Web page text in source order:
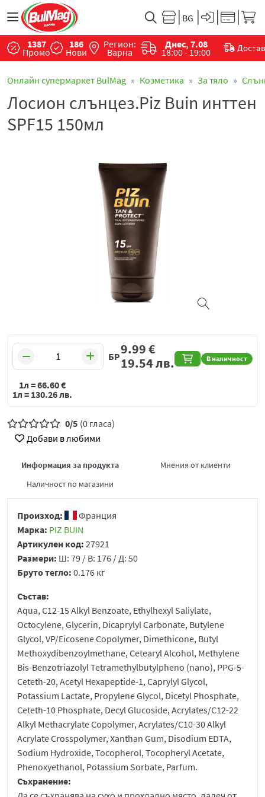
1387
Промо
186
Нови
Регион:
Варна
Днес, 7.08
18:00 - 19:00
Онлайн супермаркет BulMag Козметика За тяло
Лосион слънцез.Piz Buin инттен
SPF15 150мл
БР В наличност
9.99€
19.54лв.
1л =66.60€
1л = 130.26лв.
0/5 (0 гласа)
Добави в любими
Информация за продукта
Мнения от клиенти
Наличност по магазини
Произход:
Франция
Марка: PIZ BUIN
Артикулен код: 27921
Размери: Ш: 79 / В: 176 / Д: 50
Бруто тегло: 0.176 кг
Състав:
Aqua, C12-15 Alkyl Benzoate, Ethylhexyl Saliylate,
Octocylene, Glycerin, Dicaprylyl Carbonate, Butylene
Glycol, VP/Eicosene Copolymer, Dimethicone, Butyl
Methoxydibenzoylmethane, Cetearyl Alcohol, Methylene
Bis-Benzotriazolyl Tetramethylbutylpheno (nano), PPG-5-
Ceteth-20, Acetyl Hexapeptide-1, Caprylyl Glycol,
Potassium Lactate, Propylene Glycol, Dicetyl Phosphate,
Ceteth-10 Phosphate, Decyl Glucoside, Acrylates/C12-22
Alkyl Methacrylate Copolymer, Acrylates/C10-30 Alkyl
Acrylate Crosspolymer, Xanthan Gum, Disodium EDTA,
Sodium Hydroxide, Tocopherol, Tocopheryl Acetate,
Phenoxyethanol, Potassium Sorbate, Parfum.
Съхранение: